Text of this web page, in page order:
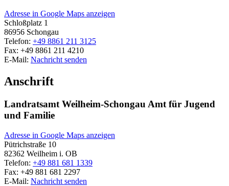
Adresse in Google Maps anzeigen
Schloßplatz 1
86956 Schongau
Telefon: +49 8861 211 3125
Fax: +49 8861 211 4210
E-Mail: Nachricht senden
Anschrift
Landratsamt Weilheim-Schongau Amt für Jugend
und Familie
Adresse in Google Maps anzeigen
Pütrichstraße 10
82362 Weilheim i. OB
Telefon: +49 881 681 1339
Fax: +49 881 681 2297
E-Mail: Nachricht senden